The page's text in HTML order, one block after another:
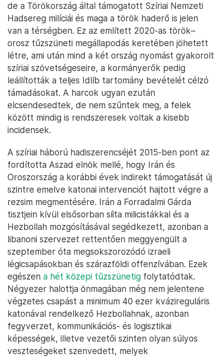
de a Törökország által támogatott Szíriai Nemzeti
Hadsereg milíciái és maga a török haderő is jelen
van a térségben. Ez az említett 2020-as török–
orosz tűzszüneti megállapodás keretében jöhetett
létre, ami után mind a két ország nyomást gyakorolt
szíriai szövetségeseire, a kormányerők pedig
leállították a teljes Idlíb tartomány bevételét célzó
támadásokat. A harcok ugyan ezután
elcsendesedtek, de nem szűntek meg, a felek
között mindig is rendszeresek voltak a kisebb
incidensek.
A szíriai háború hadiszerencséjét 2015-ben pont az
fordította Aszad elnök mellé, hogy Irán és
Oroszország a korábbi évek indirekt támogatását új
szintre emelve katonai intervenciót hajtott végre a
rezsim megmentésére. Irán a Forradalmi Gárda
tisztjein kívül elsősorban síita milicistákkal és a
Hezbollah mozgósításával segédkezett, azonban a
libanoni szervezet rettentően meggyengült a
szeptember óta megsokszorozódó izraeli
légicsapásokban és szárazföldi offenzívában. Ezek
egészen a hét közepi tűzszünetig folytatódtak.
Négyezer halottja önmagában még nem jelentene
végzetes csapást a minimum 40 ezer kvázireguláris
katonával rendelkező Hezbollahnak, azonban
fegyverzet, kommunikációs- és logisztikai
képességek, illetve vezetői szinten olyan súlyos
veszteségeket szenvedett, melyek